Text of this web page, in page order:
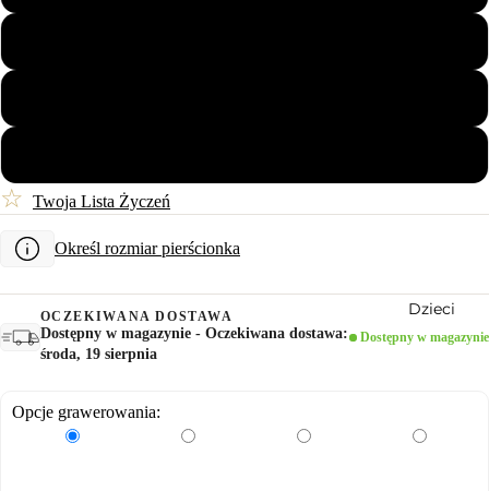
Dzieci
☆ Twoja Lista Życzeń
Określ rozmiar pierścionka
OCZEKIWANA DOSTAWA
Dostępny w magazynie - Oczekiwana dostawa:
środa, 19 sierpnia
Dostępny w magazynie
Opcje grawerowania: